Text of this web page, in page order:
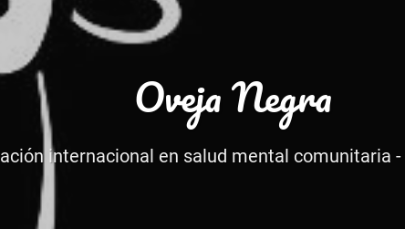
Oveja Negra
internacional en salud mental comunitaria -